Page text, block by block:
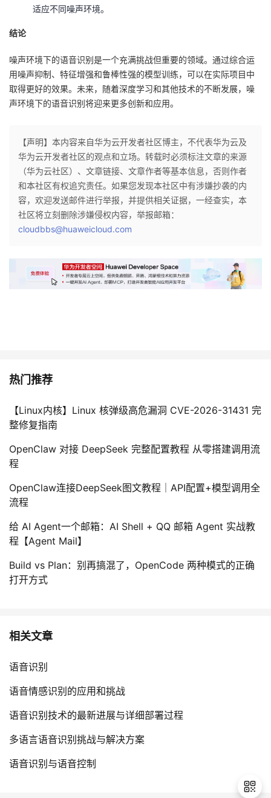
适应不同噪声环境。
结论
噪声环境下的语音识别是一个充满挑战但重要的领域。通过综合运
用噪声抑制、特征增强和鲁棒性强的模型训练，可以在实际项目中
取得更好的效果。未来，随着深度学习和其他技术的不断发展，噪
声环境下的语音识别将迎来更多创新和应用。
【声明】本内容来自华为云开发者社区博主，不代表华为云及
华为云开发者社区的观点和立场。转载时必须标注文章的来源
（华为云社区）、文章链接、文章作者等基本信息，否则作者
和本社区有权追究责任。如果您发现本社区中有涉嫌抄袭的内
容，欢迎发送邮件进行举报，并提供相关证据，一经查实，本
社区将立刻删除涉嫌侵权内容，举报邮箱：
cloudbbs@huaweicloud.com
热门推荐
【Linux内核】Linux 核弹级高危漏洞 CVE-2026-31431 完
整修复指南
OpenClaw 对接 DeepSeek 完整配置教程 从零搭建调用流
程
OpenClaw连接DeepSeek图文教程｜API配置+模型调用全
流程
给 AI Agent一个邮箱：AI Shell + QQ 邮箱 Agent 实战教
程【Agent Mail】
Build vs Plan：别再搞混了，OpenCode 两种模式的正确
打开方式
相关文章
语音识别
语音情感识别的应用和挑战
语音识别技术的最新进展与详细部署过程
多语言语音识别挑战与解决方案
语音识别与语音控制